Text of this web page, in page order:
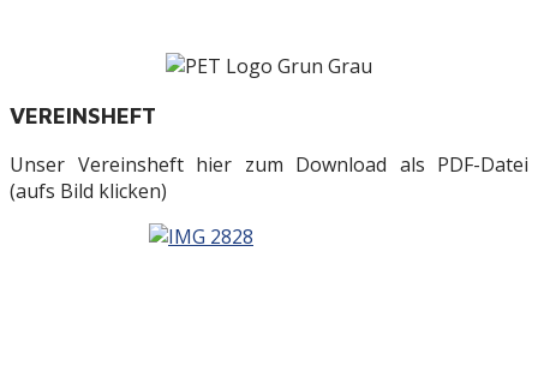
VEREINSHEFT
Unser Vereinsheft hier zum Download als PDF-Datei
(aufs Bild klicken)